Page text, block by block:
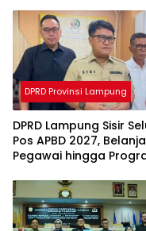
DPRD Provinsi Lampung
DPRD Lampung Sisir
Pos APBD 2027, Belanja
Pegawai hingga
Evaluasi